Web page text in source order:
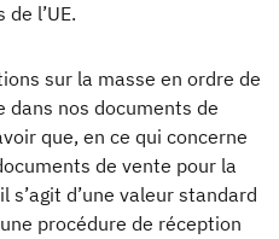
l’UE.
sur la masse en ordre de
dans nos documents de
que, en ce qui concerne
de vente pour la
s’agit d’une valeur standard
procédure de réception